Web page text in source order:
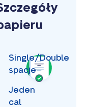
Single/Double
spacje
Jeden
cal